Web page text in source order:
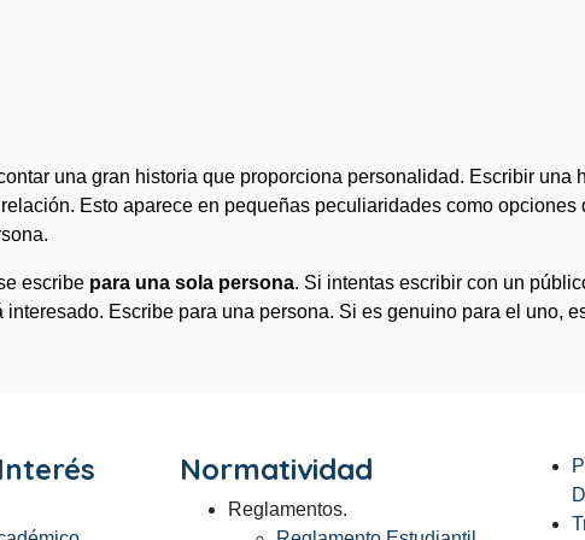
una gran historia que proporciona personalidad. Escribir una
Esto aparece en pequeñas peculiaridades como opciones
escribe para una sola persona. Si intentas escribir con un
Escribe para una persona. Si es genuino para el uno,
Normatividad
Reglamentos.